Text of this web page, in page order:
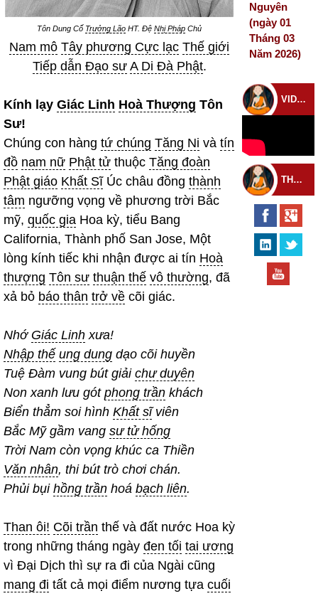
Tôn Dung Cố Trưởng Lão HT. Đệ Nhị Pháp Chủ
Nam mô Tây phương Cực lạc Thế giới
Tiếp dẫn Đạo sư A Di Đà Phật.
Kính lạy Giác Linh Hoà Thượng Tôn
Sư!
Chúng con hàng tứ chúng Tăng Ni và tín
đồ nam nữ Phật tử thuộc Tăng đoàn
Phật giáo Khất SĩÚc châu đồng thành
tâm ngưỡng vọng về phương trời Bắc
mỹ, quốc gia Hoa kỳ, tiểu Bang
California, Thành phố San Jose, Một
lòng kính tiếc khi nhận được ai tín Hoà
thượng Tôn sư thuận thế vô thường, đã
xả bỏ báo thân trở về cõi giác.
Nhớ Giác Linh xưa!
Nhập thế ung dung dạo cõi huyền
Tuệ Đàm vung bút giải chư duyên
Non xanh lưu gót phong trần khách
Biển thẳm soi hình Khất sĩviên
Bắc Mỹ gầm vang sư tử hống
Trời Nam còn vọng khúc ca Thiền
Văn nhân, thi bút trò chơi chán.
Phủi bụi hồng trần hoá bạch liên.
Than ôi! Cõi trần thế và đất nước Hoa kỳ
trong những tháng ngày đen tối tai ương
vì Đại Dịch thì sự ra đi của Ngài cũng
mang đi tất cả mọi điểm nương tựa cuối
Nguyên
(ngày 01
Tháng 03
Năm 2026)
VIDEO CHÙA
THEO DÕI THIỀN TỰ